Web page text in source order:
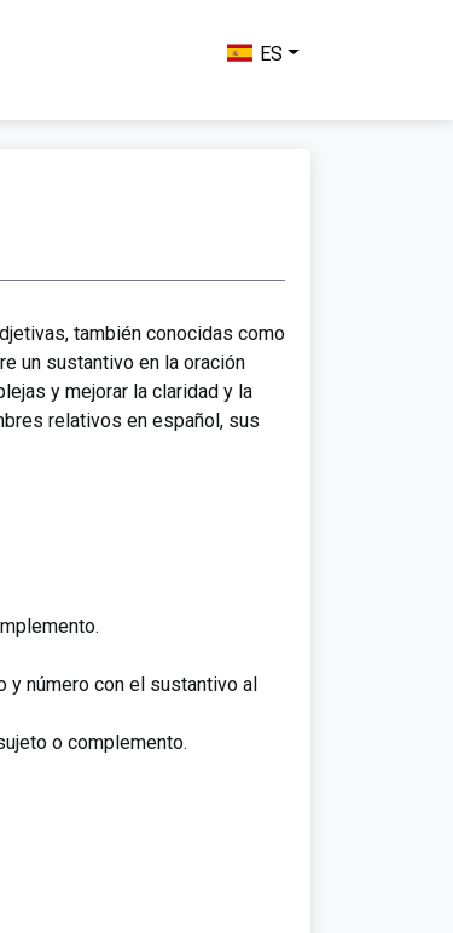
ES
también conocidas como
un sustantivo en la oración
y mejorar la claridad y la
relativos en español, sus
y número con el sustantivo al
o complemento.